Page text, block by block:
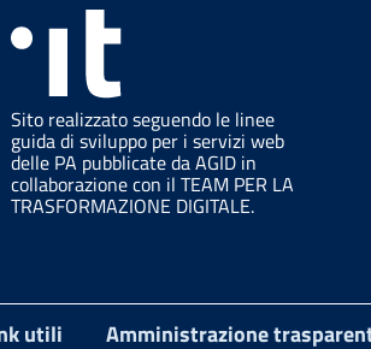
Sito realizzato seguendo le linee
guida di sviluppo per i servizi web
delle PA pubblicate da AGID in
collaborazione con il TEAM PER LA
TRASFORMAZIONE DIGITALE.
utili Amministrazione